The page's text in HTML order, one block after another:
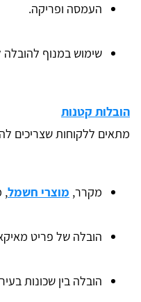
העמסה ופריקה.
שימוש במנוף להובלה
הובלות קטנות
מתאים ללקוחות שצריכים
מקרר, מוצרי חשמל,
הובלה של פריט
הובלה בין שכונות